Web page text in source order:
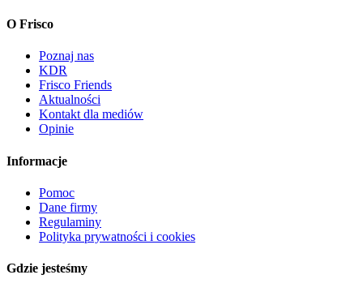
O Frisco
Poznaj nas
KDR
Frisco Friends
Aktualności
Kontakt dla mediów
Opinie
Informacje
Pomoc
Dane firmy
Regulaminy
Polityka prywatności i cookies
Gdzie jesteśmy